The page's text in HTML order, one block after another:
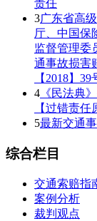
责任
3广东省高
厅、中国保
监督管理委
通事故损害
【2018】39
4 《民法典
【过错责任
5最新交通
综合栏目
交通索赔指
案例分析
裁判观点